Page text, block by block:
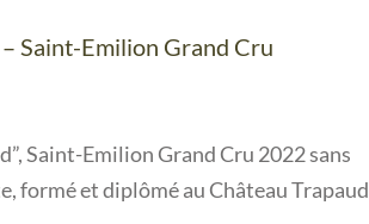
Saint-Emilion Grand Cru
Saint-Emilion Grand Cru 2022 sans
formé et diplômé au Château Trapaud